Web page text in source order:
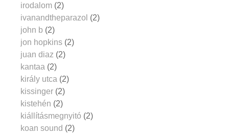
irodalom (2)
ivanandtheparazol (2)
john b (2)
jon hopkins (2)
juan diaz (2)
kantaa (2)
király utca (2)
kissinger (2)
kistehén (2)
kiállításmegnyitó (2)
koan sound (2)